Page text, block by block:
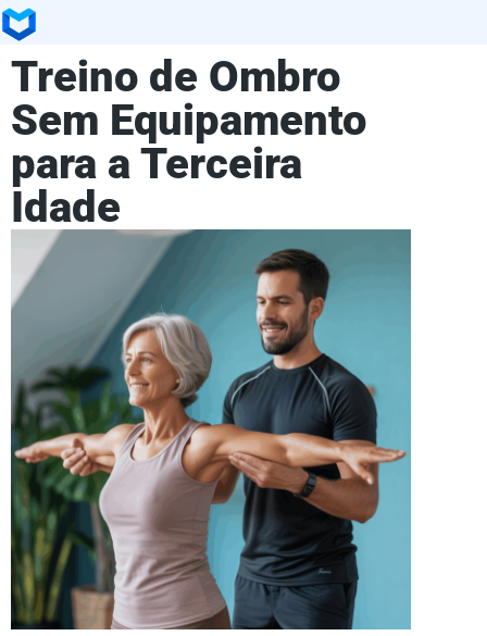
Treino de Ombro
Sem Equipamento
para a Terceira
Idade